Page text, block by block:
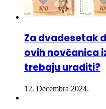
Za dvadesetak
ovih novčanica
trebaju uraditi?
12. Decembra 2024.